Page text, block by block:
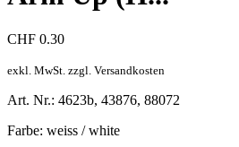
CHF 0.30
exkl. MwSt. zzgl. Versandkosten
Art. Nr.: 4623b, 43876, 88072
Farbe: weiss / white